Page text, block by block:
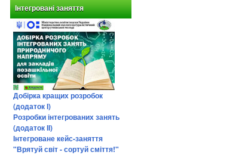
Інтегровані заняття
Добірка кращих розробок
(додаток І)
Розробки інтегрованих занять
(додаток ІІ)
Інтегроване кейс-заняття
"Врятуй світ - сортуй сміття!"